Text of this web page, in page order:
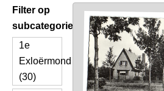
Filter op
subcategorie
1e
Exloërmond
(30)